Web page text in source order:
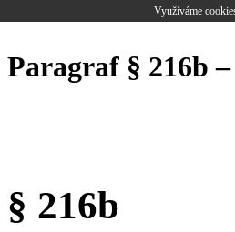
Využíváme
Paragraf § 216b
§ 216b